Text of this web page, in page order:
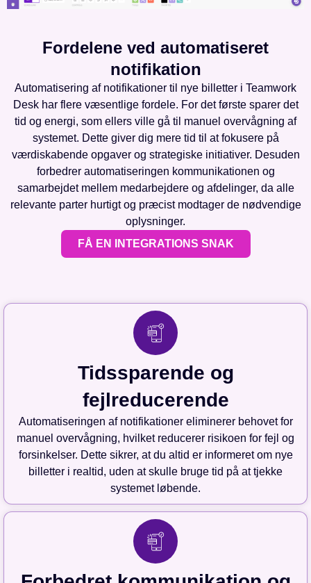
Fordelene ved automatiseret
notifikation
Automatisering af notifikationer til nye billetter i Teamwork
Desk har flere væsentlige fordele. For det første sparer det
tid og energi, som ellers ville gå til manuel overvågning af
systemet. Dette giver dig mere tid til at fokusere på
værdiskabende opgaver og strategiske initiativer. Desuden
forbedrer automatiseringen kommunikationen og
samarbejdet mellem medarbejdere og afdelinger, da alle
relevante parter hurtigt og præcist modtager de nødvendige
oplysninger.
FÅ EN INTEGRATIONS SNAK
Tidssparende og
fejlreducerende
Automatiseringen af notifikationer eliminerer behovet for
manuel overvågning, hvilket reducerer risikoen for fejl og
forsinkelser. Dette sikrer, at du altid er informeret om nye
billetter i realtid, uden at skulle bruge tid på at tjekke
systemet løbende.